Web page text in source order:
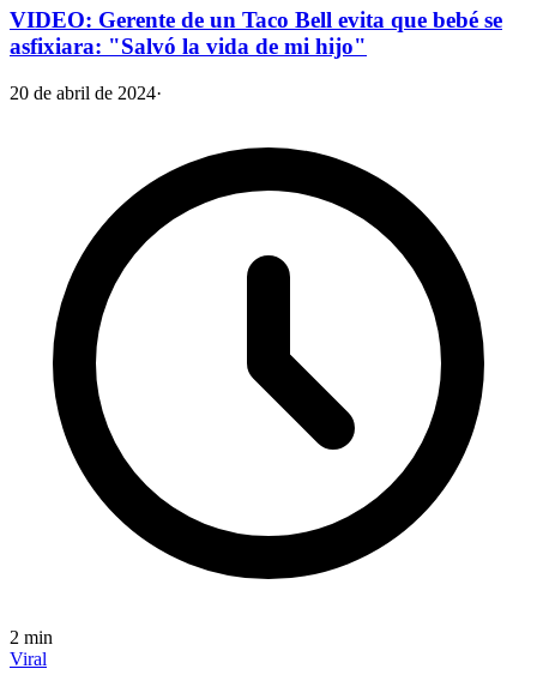
VIDEO: Gerente de un Taco Bell evita que bebé se
asfixiara: "Salvó la vida de mi hijo"
20 de abril de 2024·
2 min
Viral